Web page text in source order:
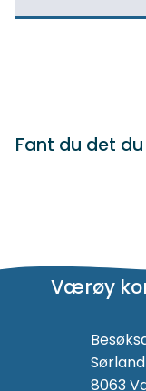
Fant du det
Værøy
8063